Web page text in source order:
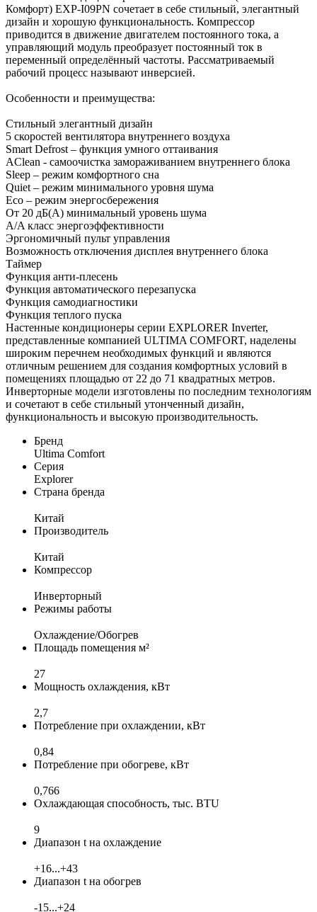
Комфорт) EXP-I09PN сочетает в себе стильный, элегантный
дизайн и хорошую функциональность. Компрессор
приводится в движение двигателем постоянного тока, а
управляющий модуль преобразует постоянный ток в
переменный определённый частоты. Рассматриваемый
рабочий процесс называют инверсией.
Особенности и преимущества:
Стильный элегантный дизайн
5 скоростей вентилятора внутреннего воздуха
Smart Defrost – функция умного оттаивания
AClean - cамоочистка замораживанием внутреннего блока
Sleep – режим комфортного сна
Quiet – режим минимального уровня шума
Eco – режим энергосбережения
От 20 дБ(А) минимальный уровень шума
A/A класс энергоэффективности
Эргономичный пульт управления
Возможность отключения дисплея внутреннего блока
Таймер
Функция анти-плесень
Функция автоматического перезапуска
Функция самодиагностики
Функция теплого пуска
Настенные кондиционеры серии EXPLORER Inverter,
представленные компанией ULTIMA COMFORT, наделены
широким перечнем необходимых функций и являются
отличным решением для создания комфортных условий в
помещениях площадью от 22 до 71 квадратных метров.
Инверторные модели изготовлены по последним технологиям
и сочетают в себе стильный утонченный дизайн,
функциональность и высокую производительность.
Бренд
Ultima Comfort
Серия
Explorer
Страна бренда
Китай
Производитель
Китай
Компрессор
Инверторный
Режимы работы
Охлаждение/Обогрев
Площадь помещения м²
27
Мощность охлаждения, кВт
2,7
Потребление при охлаждении, кВт
0,84
Потребление при обогреве, кВт
0,766
Охлаждающая способность, тыс. BTU
9
Диапазон t на охлаждение
+16...+43
Диапазон t на обогрев
-15...+24